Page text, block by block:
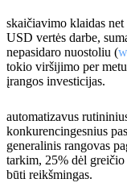
skaičiavimo klaidas
USD vertės darbe,
nepasidaro nuostoliu (
tokio viršijimo per
įrangos investicijas.
automatizavus
konkurencingesnius
generalinis rangovas
tarkim, 25% dėl
būti reikšmingas.